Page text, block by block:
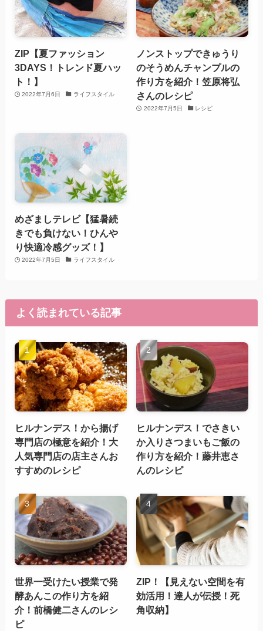
ZIP【夏ファッション
3DAYS！トレンド夏ハッ
ト！】
2022年7月6日 ライフスタイル
ノンストップできゅうり
のそうめんチャンプルの
作り方を紹介！笠原将弘
さんのレシピ
2022年7月5日 レシピ
めざましテレビ【猛暑続
きでも負けない！ひんや
り快適冷感グッズ！】
2022年7月5日 ライフスタイル
よく読まれている記事
ヒルナンデス！から揚げ
専門店の極意を紹介！大
人気専門店の店主さんお
すすめのレシピ
ヒルナンデス！でさきい
か入りさつまいもご飯の
作り方を紹介！藤井恵さ
んのレシピ
世界一受けたい授業で発
酵あんこの作り方を紹
介！前橋健二さんのレシ
ピ
ZIP！【見えない空間を有
効活用！達人が伝授！死
角収納】